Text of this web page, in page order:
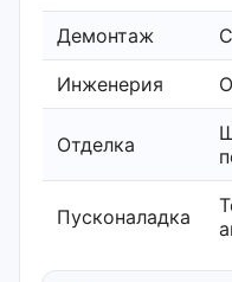
Демонтаж
Инженерия
Отделка
Пусконаладка